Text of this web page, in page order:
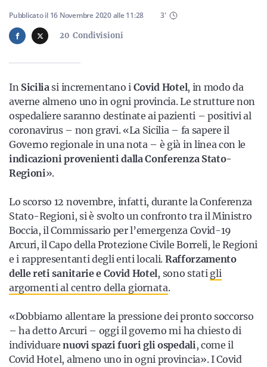
Servizi
Resta sempre aggiornato con le ultime news, iscriviti alla
nostra newsletter
Iscriviti
20 Condivisioni
Pubblicato il 16 Novembre 2020alle11:28 3'
In Siciliasi incrementano i Covid Hotel, in modo da
averne almeno uno in ogni provincia. Le strutture non
ospedaliere saranno destinate ai pazienti – positivi al
coronavirus – non gravi. «La Sicilia – fa sapere il
Governo regionale in una nota – è già in linea con le
indicazioni provenienti dalla Conferenza Stato-
Regioni».
Lo scorso 12 novembre, infatti, durante la Conferenza
Stato-Regioni, si è svolto un confronto tra il Ministro
Boccia, il Commissario per l’emergenza Covid-19
Arcuri, il Capo della Protezione Civile Borreli, le Regioni
e i rappresentanti degli enti locali. Rafforzamento
delle reti sanitarie e Covid Hotel, sono stati gli
argomenti al centro della giornata.
«Dobbiamo allentare la pressione dei pronto soccorso
– ha detto Arcuri – oggi il governo mi ha chiesto di
individuarenuovi spazi fuori gli ospedali, come il
Covid Hotel, almeno uno in ogni provincia». I Covid